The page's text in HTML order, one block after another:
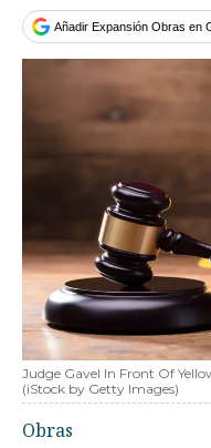
Añadir Expansión Obras en
Judge Gavel In Front Of
(iStock by Getty Images)
Obras